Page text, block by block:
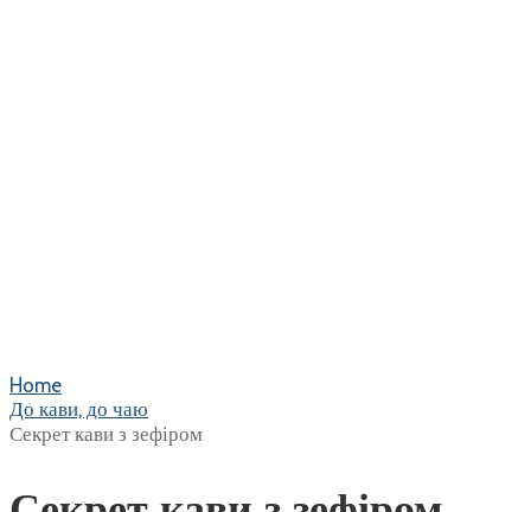
Home
До кави, до чаю
Секрет кави з зефіром